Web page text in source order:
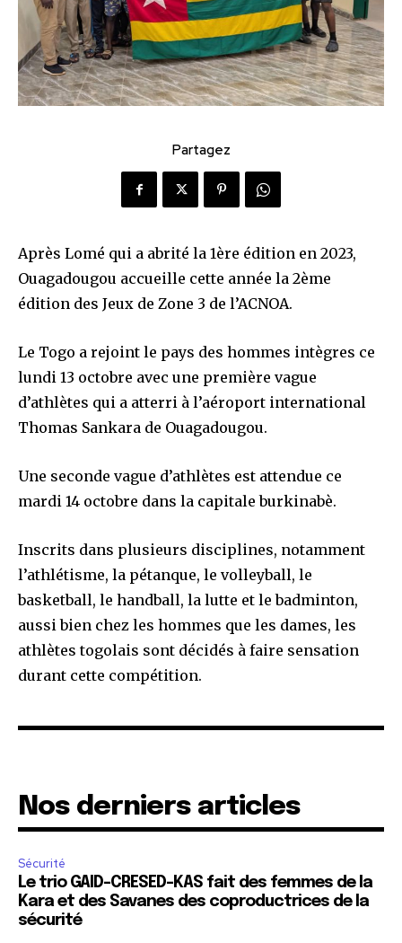
Partagez
Après Lomé qui a abrité la 1ère édition en 2023,
Ouagadougou accueille cette année la 2ème
édition des Jeux de Zone 3 de l’ACNOA.
Le Togo a rejoint le pays des hommes intègres ce
lundi 13 octobre avec une première vague
d’athlètes qui a atterri à l’aéroport international
Thomas Sankara de Ouagadougou.
Une seconde vague d’athlètes est attendue ce
mardi 14 octobre dans la capitale burkinabè.
Inscrits dans plusieurs disciplines, notamment
l’athlétisme, la pétanque, le volleyball, le
basketball, le handball, la lutte et le badminton,
aussi bien chez les hommes que les dames, les
athlètes togolais sont décidés à faire sensation
durant cette compétition.
Nos derniers articles
Sécurité
Le trio GAID-CRESED-KAS fait des femmes de la
Kara et des Savanes des coproductrices de la
sécurité